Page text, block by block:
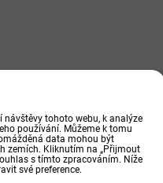
ZBOŽÍ
návštěvy tohoto webu, k analýze
používání. Můžeme k tomu
data mohou být
zemích. Kliknutím na „Přijmout
s tímto zpracováním. Níže
své preference.